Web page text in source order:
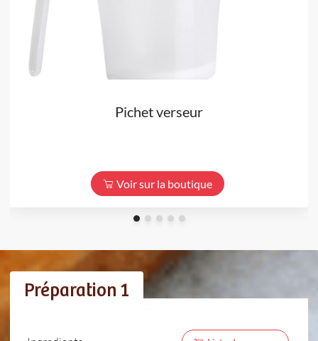
Pichet verseur
Voir sur la boutique
Préparation 1